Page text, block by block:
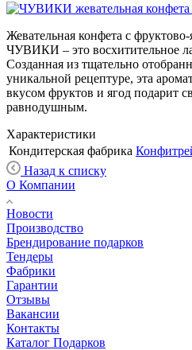
Жевательная конфета с
ЧУВИКИ – это восхитительное
Созданная из тщательно
уникальной рецептуре, эта
вкусом фруктов и ягод подарит
равнодушным.
Характеристики
Кондитерская фабрика
Назад к списку
О Компании
Новости
Производство
Брендирование подарков
Тендеры
Фабрики
Гарантии
Отзывы
Вакансии
Контакты
Каталог Подарков